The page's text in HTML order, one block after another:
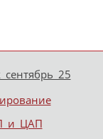
и ЦАП